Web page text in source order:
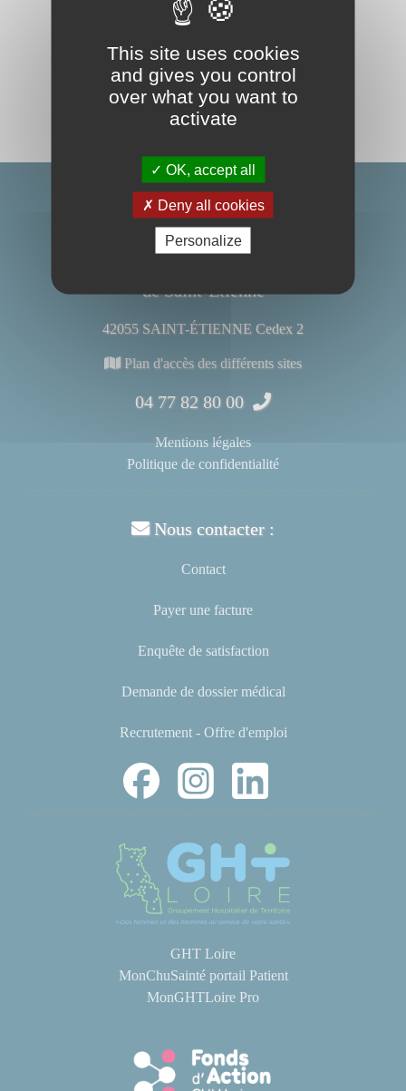
de Saint-Étienne
42055 SAINT-ÉTIENNE Cedex 2
Plan d'accès des différents sites
04 77 82 80 00
Mentions légales
Politique de confidentialité
Nous contacter :
Contact
Payer une facture
Enquête de satisfaction
Demande de dossier médical
Recrutement - Offre d'emploi
GHT Loire
MonChuSainté portail Patient
MonGHTLoire Pro
This site uses cookies
and gives you control
over what you want to
activate
OK, accept all
Deny all cookies
Personalize